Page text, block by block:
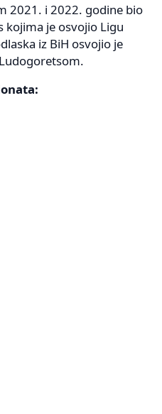
2021. i 2022. godine bio
kojima je osvojio Ligu
iz BiH osvojio je